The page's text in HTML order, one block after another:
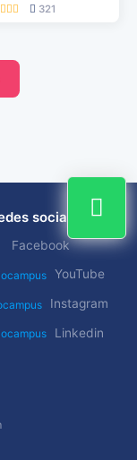
321
sociales
Facebook
YouTube
Instagram
Linkedin